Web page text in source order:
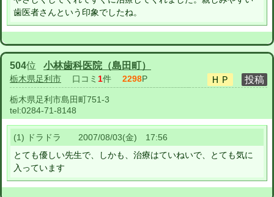
歯医者さんという印象でしたね。
504位 小林歯科医院（島田町）
栃木県足利市 口コミ 1件 2298P
栃木県足利市島田町751-3
tel:0284-71-8148
(1) ドラドラ 2007/08/03(金) 17:56
とても優しい先生で、しかも、治療はていねいで、とても気に
入っています